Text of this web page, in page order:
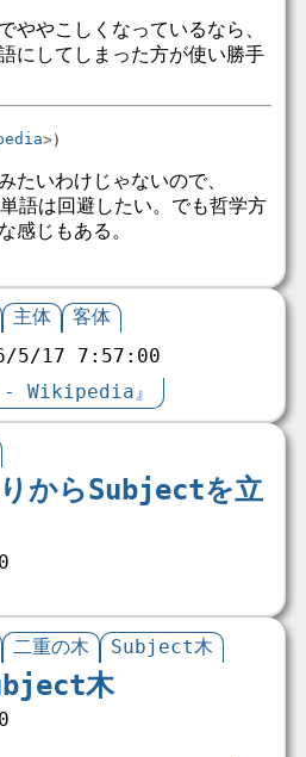
ややこしくなっているなら、
にしてしまった方が使い勝手
）
たいわけじゃないので、
は回避したい。でも哲学方
感じもある。
主体 客体
5/17 7:57:00
- Wikipedia』
からSubjectを立
二重の木 Subject木
木